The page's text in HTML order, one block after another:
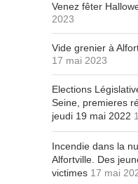
Venez fêter
2023
Vide grenier à
17 mai 2023
Elections
Seine, premieres
jeudi 19 mai 2022
Incendie dans la
Alfortville. Des
victimes 17 mai